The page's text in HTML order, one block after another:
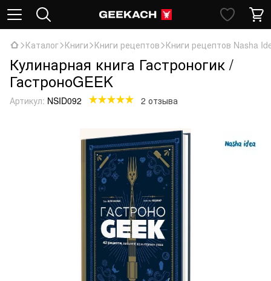
Каталог Книги Книги рецептов Книги рецептов Nasha
Кулинарная книга Гастроногик /
ГастроноGEEK
Артикул: NSID092 2 отзыва